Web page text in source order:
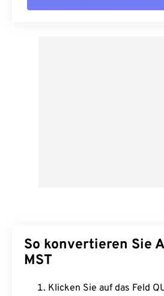
So konvertieren Sie
MST
Klicken Sie auf das Feld